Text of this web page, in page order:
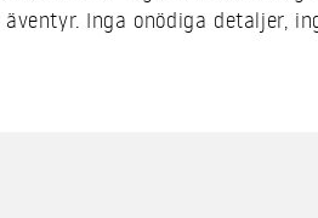
Inga onödiga detaljer,